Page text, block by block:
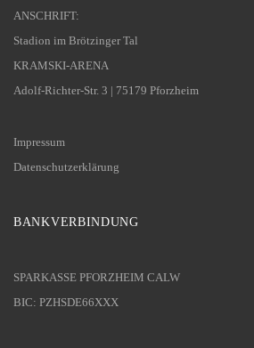
ANSCHRIFT:
Stadion im Brötzinger Tal
KRAMSKI-ARENA
Adolf-Richter-Str. 3 | 75179 Pforzheim
Impressum
Datenschutzerklärung
BANKVERBINDUNG
SPARKASSE PFORZHEIM CALW
BIC: PZHSDE66XXX